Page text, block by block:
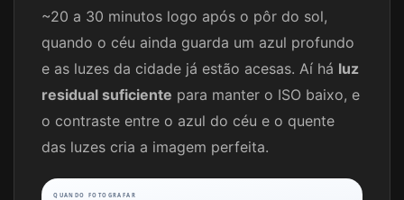
~20 a 30 minutos logo após o pôr do sol,
quando o céu ainda guarda um azul profundo
e as luzes da cidade já estão acesas. Aí há luz
residual suficiente para manter o ISO baixo, e
o contraste entre o azul do céu e o quente
das luzes cria a imagem perfeita.
QUANDO FOTOGRAFAR